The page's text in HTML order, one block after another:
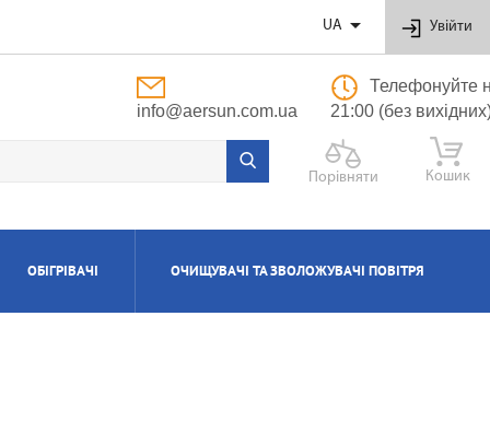
UA  Увійти
info@aersun.com.ua
Телефонуйте
21:00 (без
Порівняти Кошик
ОБІГРІВАЧІ ОЧИЩУВАЧІ ТА ЗВОЛОЖУВАЧІ ПОВІТРЯ